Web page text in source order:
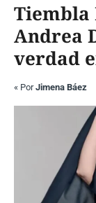
Tiembla
Andrea
verdad
« PorJimena Báez